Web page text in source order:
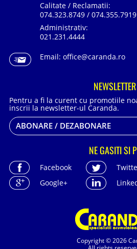
Copyright © 2026
Calitate / Reclamatii:
074.323.8749 / 074.355.7919
Administrativ:
021.231.4444
Email: office@caranda.ro
NEWSLETTER
Pentru a fi la curent cu promotiile
inscrii la newsletter-ul Caranda.
ABONARE / DEZABONARE
NE GASITI SI
Facebook
Google+